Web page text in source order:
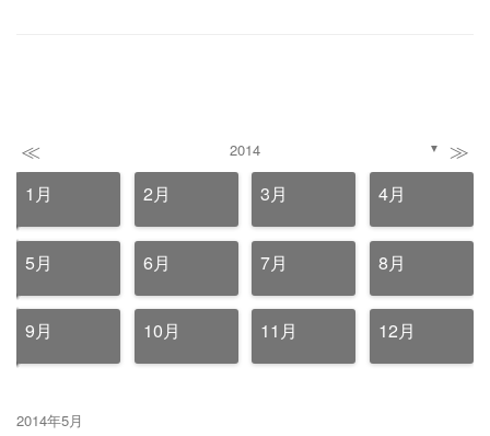
≪ 2014 ▼ ≫
1月 2月 3月 4月
5月 6月 7月 8月
9月 10月 11月 12月
2014年5月